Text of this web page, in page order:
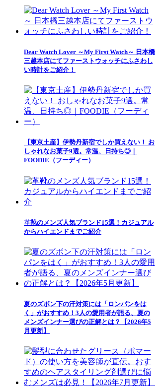
Dear Watch Lover ～My First Watch～ 日本橋
三越本店にてファーストウォッチにふさわし
い時計をご紹介！
【東京土産】伊勢丹新宿でしか買えない！ お
しゃれなお菓子9選。常温、日持ち◎｜
FOODIE（フーディー）
革靴のメンズ人気ブランド15選！カジュアル
からハイエンドまでご紹介
夏のズボン下の汗対策には「ロンパンをは
く」がおすすめ！3人の愛用者が語る、夏の
メンズインナー選びの正解とは？【2026年5
月更新】